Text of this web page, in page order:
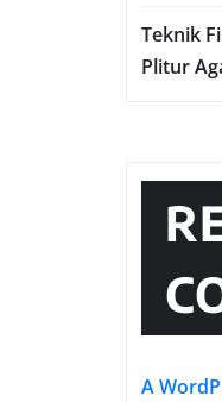
Teknik
Plitur
A